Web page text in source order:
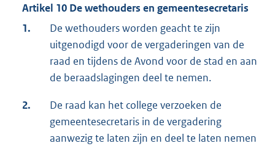
Artikel 10 De wethouders en gemeentesecretaris
1.
De wethouders worden geacht te zijn
uitgenodigd voor de vergaderingen van de
raad en tijdens de Avond voor de stad en aan
de beraadslagingen deel te nemen.
2.
De raad kan het college verzoeken de
gemeentesecretaris in de vergadering
aanwezig te laten zijn en deel te laten nemen